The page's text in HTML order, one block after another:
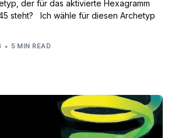
der für das aktivierte Hexagramm
steht? Ich wähle für diesen Archetyp
5 MIN READ